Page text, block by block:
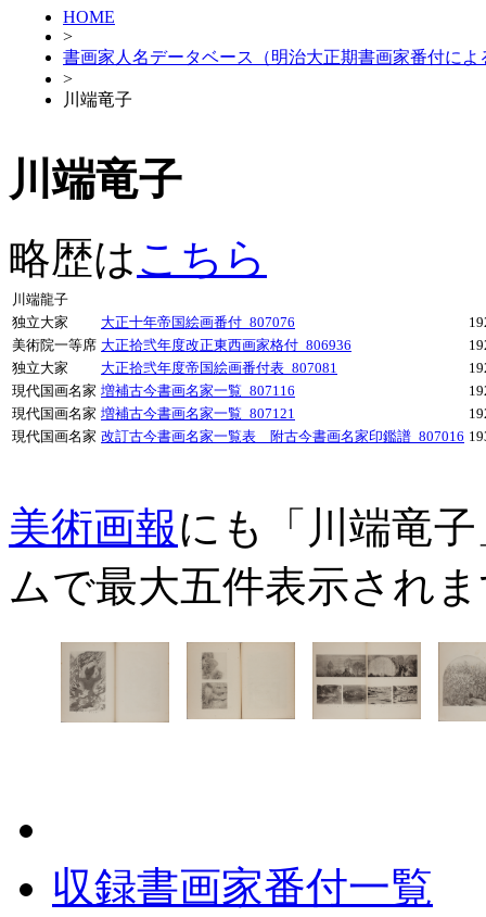
HOME
>
書画家人名データベース（明治大正期書画家番付によ
>
川端竜子
川端竜子
略歴はこちら
川端龍子
独立大家
大正十年帝国絵画番付_807076
美術院一等席 大正拾弐年度改正東西画家格付_806936
独立大家
大正拾弐年度帝国絵画番付表_807081
現代国画名家 増補古今書画名家一覧_807116
現代国画名家 増補古今書画名家一覧_807121
現代国画名家 改訂古今書画名家一覧表 附古今書画名家印鑑譜_807016
美術画報にも「川端竜
ムで最大五件表示され
収録書画家番付一覧